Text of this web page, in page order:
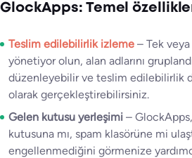
GlockApps: Temel
Teslim edilebilirlik izleme – Tek
yönetiyor olun, alan adlarını
düzenleyebilir ve teslim edilebilirlik
olarak gerçekleştirebilirsiniz.
Gelen kutusu yerleşimi –
kutusuna mı, spam klasörüne mi
engellenmediğini görmenize